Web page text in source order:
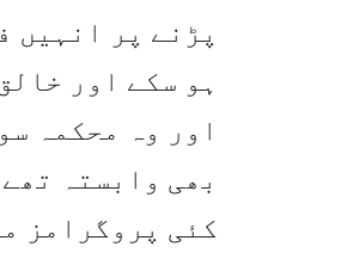
پڑنے پر انہیں
ہو سکے اور
اور وہ محکمہ
بھی وابستہ
کئی پروگرامز